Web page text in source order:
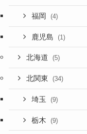
福岡 (4)
鹿児島 (1)
北海道 (5)
北関東 (34)
埼玉 (9)
栃木 (9)